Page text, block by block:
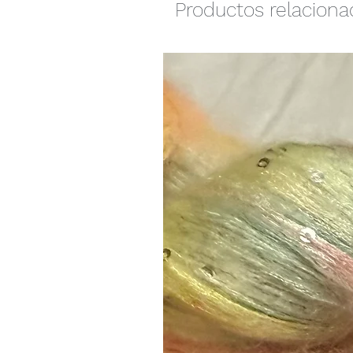
Productos